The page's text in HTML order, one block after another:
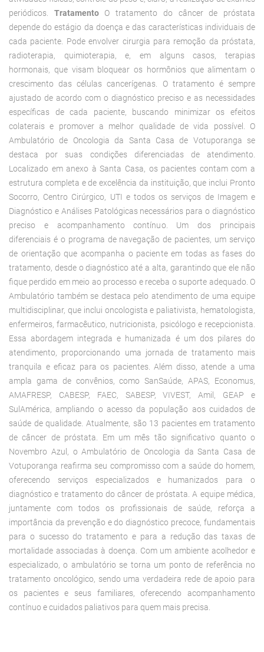
periódicos. TratamentoO tratamento do câncer de próstata
depende do estágio da doença e das características individuais de
cada paciente. Pode envolver cirurgia para remoção da próstata,
radioterapia, quimioterapia, e, em alguns casos, terapias
hormonais, que visam bloquear os hormônios que alimentam o
crescimento das células cancerígenas. O tratamento é sempre
ajustado de acordo com o diagnóstico preciso e as necessidades
específicas de cada paciente, buscando minimizar os efeitos
colaterais e promover a melhor qualidade de vida possível. O
Ambulatório de Oncologia da Santa Casa de Votuporanga se
destaca por suas condições diferenciadas de atendimento.
Localizado em anexo à Santa Casa, os pacientes contam com a
estrutura completa e de excelência da instituição, que inclui Pronto
Socorro, Centro Cirúrgico, UTI e todos os serviços de Imagem e
Diagnóstico e Análises Patológicas necessários para o diagnóstico
preciso e acompanhamento contínuo. Um dos principais
diferenciais é o programa de navegação de pacientes, um serviço
de orientação que acompanha o paciente em todas as fases do
tratamento, desde o diagnóstico até a alta, garantindo que ele não
fique perdido em meio ao processo e receba o suporte adequado. O
Ambulatório também se destaca pelo atendimento de uma equipe
multidisciplinar, que inclui oncologista e paliativista, hematologista,
enfermeiros, farmacêutico, nutricionista, psicólogo e recepcionista.
Essa abordagem integrada e humanizada é um dos pilares do
atendimento, proporcionando uma jornada de tratamento mais
tranquila e eficaz para os pacientes. Além disso, atende a uma
ampla gama de convênios, como SanSaúde, APAS, Economus,
AMAFRESP, CABESP, FAEC, SABESP, VIVEST, Amil, GEAP e
SulAmérica, ampliando o acesso da população aos cuidados de
saúde de qualidade. Atualmente, são 13 pacientes em tratamento
de câncer de próstata. Em um mês tão significativo quanto o
Novembro Azul, o Ambulatório de Oncologia da Santa Casa de
Votuporanga reafirma seu compromisso com a saúde do homem,
oferecendo serviços especializados e humanizados para o
diagnóstico e tratamento do câncer de próstata. A equipe médica,
juntamente com todos os profissionais de saúde, reforça a
importância da prevenção e do diagnóstico precoce, fundamentais
para o sucesso do tratamento e para a redução das taxas de
mortalidade associadas à doença. Com um ambiente acolhedor e
especializado, o ambulatório se torna um ponto de referência no
tratamento oncológico, sendo uma verdadeira rede de apoio para
os pacientes e seus familiares, oferecendo acompanhamento
contínuo e cuidados paliativos para quem mais precisa.